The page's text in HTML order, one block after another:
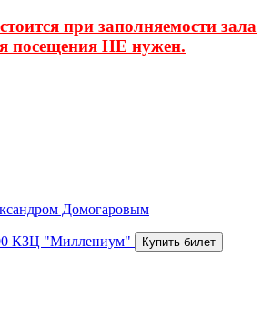
при заполняемости зала
посещения НЕ нужен.
Домогаровым
КЗЦ "Миллениум"